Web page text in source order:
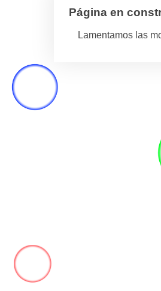
Página en
Lamentamos las